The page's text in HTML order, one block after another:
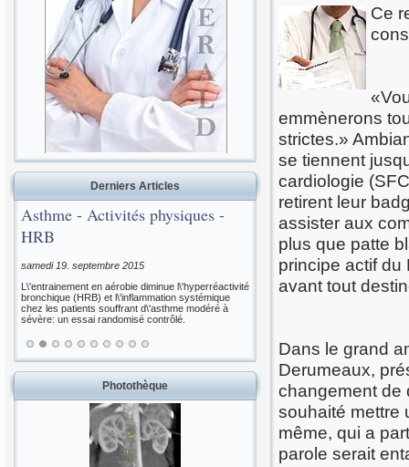
Derniers Articles
Asthme - Activités physiques -
HRB
samedi 19. septembre 2015
L\'entrainement en aérobie diminue l\'hyperréactivité
bronchique (HRB) et l\'inflammation systémique
chez les patients souffrant d\'asthme modéré à
sévère: un essai randomisé contrôlé.
Photothèque
Ce
emmènerons
strictes.»
se tiennent
cardiologie
retirent leur
assister aux
plus que patte
principe actif du
avant tout
Dans le grand
Derumeaux,
changement de
souhaité mettre
même, qui a
parole serait